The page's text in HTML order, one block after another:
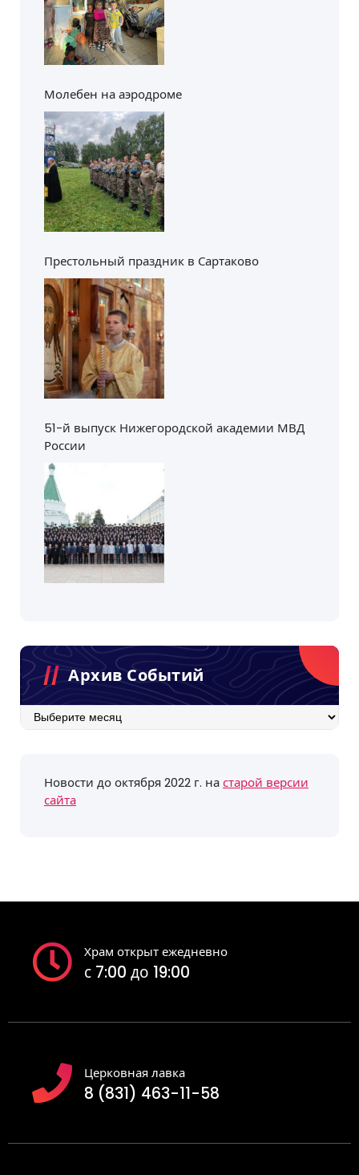
Молебен на аэродроме
Престольный праздник в Сартаково
51-й выпуск Нижегородской академии МВД
России
Архив Событий
Архив
Новости до октября 2022 г. настарой версии
сайта
Храм открыт ежедневно
с 7:00 до 19:00
Церковная лавка
8 (831) 463-11-58